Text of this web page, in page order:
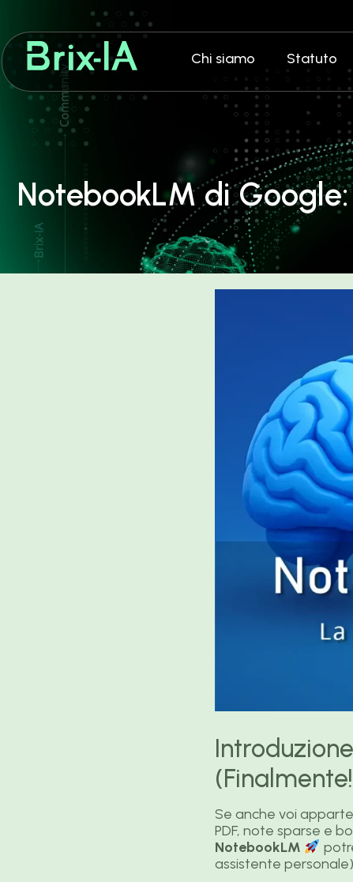
Chi siamo Statuto
NotebookLM di
Se anche voi
PDF, note sparse e
NotebookLM
assistente